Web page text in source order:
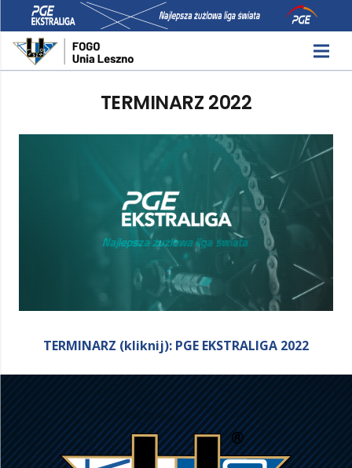
TERMINARZ 2022
TERMINARZ (kliknij): PGE EKSTRALIGA 2022